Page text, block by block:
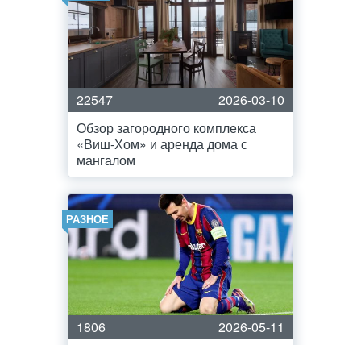
22547
2026-03-10
Обзор загородного комплекса
«Виш-Хом» и аренда дома с
мангалом
РАЗНОЕ
1806
2026-05-11